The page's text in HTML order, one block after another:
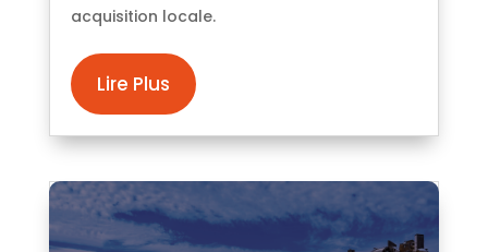
acquisition locale.
Lire Plus